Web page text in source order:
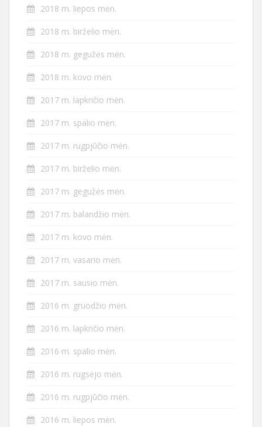
2018 m. liepos mėn.
2018 m. birželio mėn.
2018 m. gegužės mėn.
2018 m. kovo mėn.
2017 m. lapkričio mėn.
2017 m. spalio mėn.
2017 m. rugpjūčio mėn.
2017 m. birželio mėn.
2017 m. gegužės mėn.
2017 m. balandžio mėn.
2017 m. kovo mėn.
2017 m. vasario mėn.
2017 m. sausio mėn.
2016 m. gruodžio mėn.
2016 m. lapkričio mėn.
2016 m. spalio mėn.
2016 m. rugsėjo mėn.
2016 m. rugpjūčio mėn.
2016 m. liepos mėn.